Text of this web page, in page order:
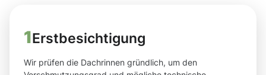
1Erstbesichtigung
Wir prüfen die Dachrinnen gründlich, um den